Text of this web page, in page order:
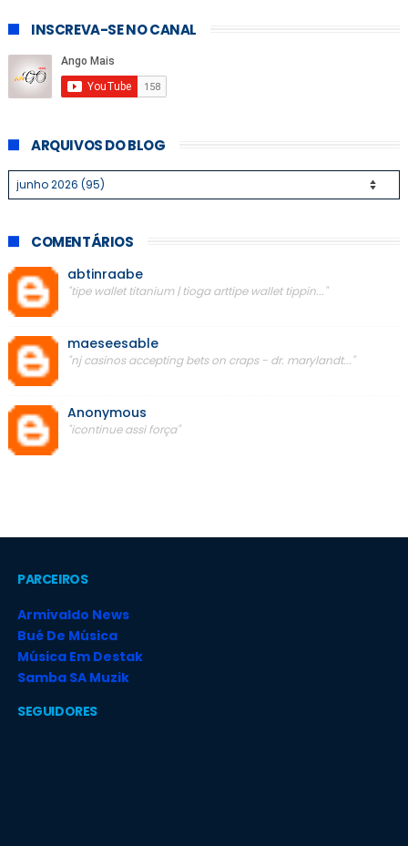
INSCREVA-SE NO CANAL
ARQUIVOS DO BLOG
COMENTÁRIOS
abtinraabe
"tipe wallet titanium | tioga arttipe wallet tippin..."
maeseesable
"nj casinos accepting bets on craps - dr. marylandt..."
Anonymous
"icontinue assi força"
PARCEIROS
Armivaldo News
Bué De Música
Música Em Destak
Samba SA Muzik
SEGUIDORES